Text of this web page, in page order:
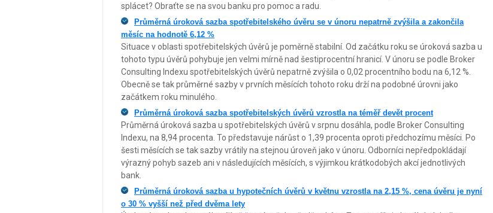
splácet? Obraťte se na svou banku pro pomoc a radu.
Průměrná úroková sazba spotřebitelského úvěru se v únoru nepatrně zvýšila a zakončila
měsíc na hodnotě 6,12 %
Situace v oblasti spotřebitelských úvěrů je poměrně stabilní. Od začátku roku se úroková sazba u
tohoto typu úvěrů pohybuje jen velmi mírně nad šestiprocentní hranicí. V únoru se podle Broker
Consulting Indexu spotřebitelských úvěrů nepatrně zvýšila o 0,02 procentního bodu na 6,12 %.
Obecně se tak průměrné sazby v prvních měsících tohoto roku drží na podobné úrovni jako
začátkem roku minulého.
Průměrná úroková sazba spotřebitelských úvěrů vzrostla na téměř devět procent
Průměrná úroková sazba u spotřebitelských úvěrů v srpnu dosáhla, podle Broker Consulting
Indexu, na 8,94 procenta. To představuje nárůst o 1,39 procenta oproti předchozímu měsíci. Po
šesti měsících se tak sazby vrátily na stejnou úroveň jako v únoru. Odborníci nepředpokládají
výrazný pohyb sazeb ani v následujících měsících, s výjimkou krátkodobých akcí jednotlivých
bank.
Průměrná úroková sazba u hypotečních úvěrů v květnu vzrostla na 2,15 %, cena úvěru je nyní
o 30 % vyšší než před dvěma lety